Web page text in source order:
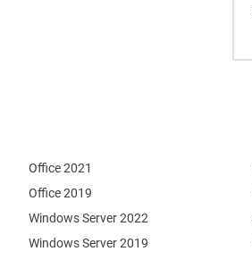
Office 2021
Office 2019
Windows Server 2022
Windows Server 2019